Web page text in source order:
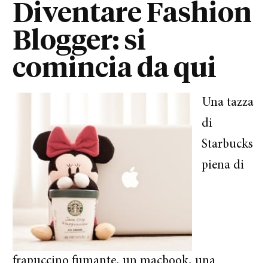
Diventare Fashion
Blogger: si
comincia da qui
Una tazza
di
Starbucks
piena di